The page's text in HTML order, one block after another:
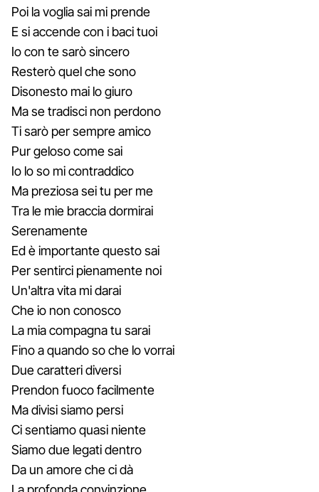
Poi la voglia sai mi prende
E si accende con i baci tuoi
Io con te sarò sincero
Resterò quel che sono
Disonesto mai lo giuro
Ma se tradisci non perdono
Ti sarò per sempre amico
Pur geloso come sai
Io lo so mi contraddico
Ma preziosa sei tu per me
Tra le mie braccia dormirai
Serenamente
Ed è importante questo sai
Per sentirci pienamente noi
Un'altra vita mi darai
Che io non conosco
La mia compagna tu sarai
Fino a quando so che lo vorrai
Due caratteri diversi
Prendon fuoco facilmente
Ma divisi siamo persi
Ci sentiamo quasi niente
Siamo due legati dentro
Da un amore che ci dà